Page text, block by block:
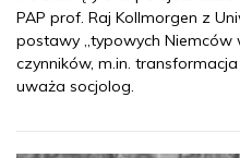
PAP prof. Raj Kollmorgen z
postawy „typowych Niemców
czynników, m.in.
uważa socjolog.